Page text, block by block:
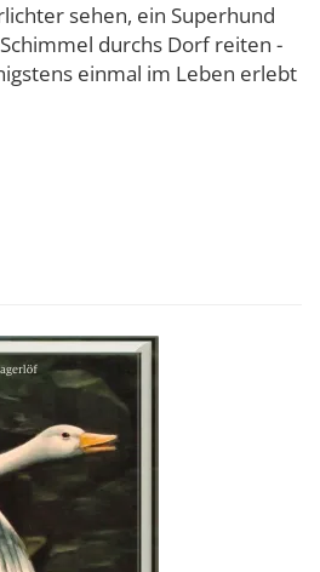
sehen, ein Superhund
durchs Dorf reiten -
einmal im Leben erlebt